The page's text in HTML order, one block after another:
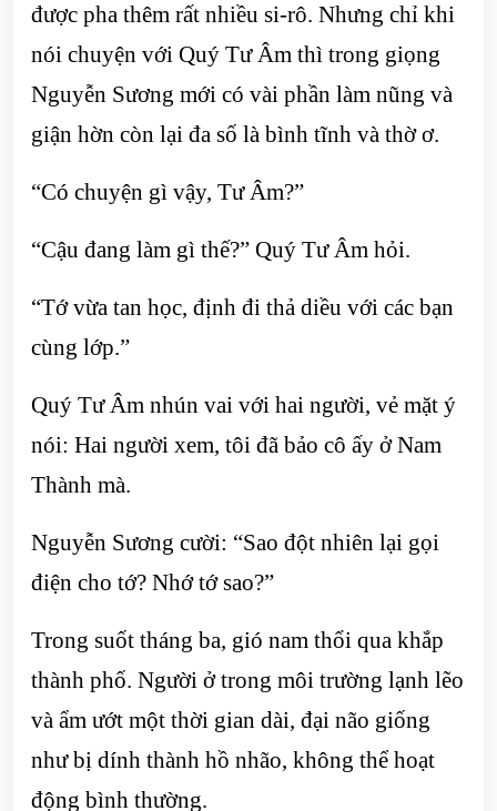
được pha thêm rất nhiều si-rô. Nhưng chỉ khi
nói chuyện với Quý Tư Âm thì trong giọng
Nguyễn Sương mới có vài phần làm nũng và
giận hờn còn lại đa số là bình tĩnh và thờ ơ.
“Có chuyện gì vậy, Tư Âm?”
“Cậu đang làm gì thế?” Quý Tư Âm hỏi.
“Tớ vừa tan học, định đi thả diều với các bạn
cùng lớp.”
Quý Tư Âm nhún vai với hai người, vẻ mặt ý
nói: Hai người xem, tôi đã bảo cô ấy ở Nam
Thành mà.
Nguyễn Sương cười: “Sao đột nhiên lại gọi
điện cho tớ? Nhớ tớ sao?”
Trong suốt tháng ba, gió nam thổi qua khắp
thành phố. Người ở trong môi trường lạnh lẽo
và ẩm ướt một thời gian dài, đại não giống
như bị dính thành hồ nhão, không thể hoạt
động bình thường.